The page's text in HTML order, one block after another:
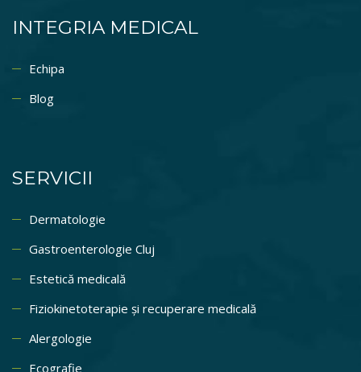
INTEGRIA MEDICAL
Echipa
Blog
SERVICII
Dermatologie
Gastroenterologie Cluj
Estetică medicală
Fiziokinetoterapie și recuperare medicală
Alergologie
Ecografie